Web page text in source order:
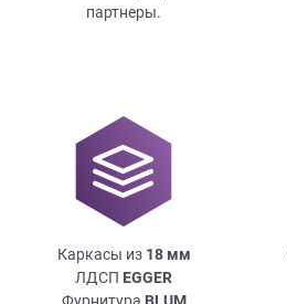
партнеры.
Каркасы из 18мм
ЛДСП EGGER